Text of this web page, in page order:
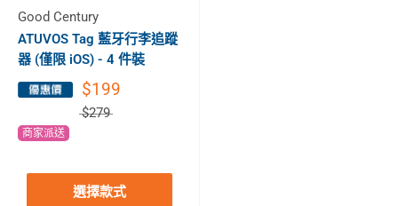
Good Century
ATUVOS Tag 藍牙行李追蹤
器 (僅限 iOS) - 4 件裝
$199
$279
商家派送
選擇款式